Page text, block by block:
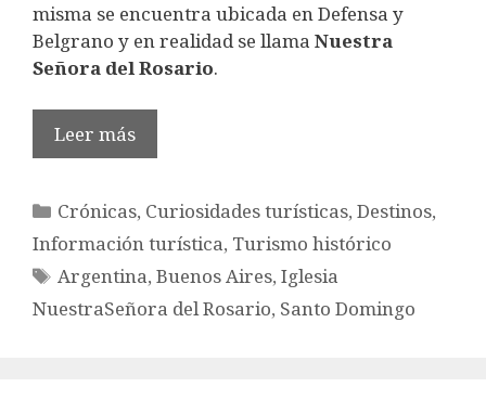
misma se encuentra ubicada en Defensa y
Belgrano y en realidad se llama Nuestra
Señora del Rosario.
Leer más
Categorías
Crónicas, Curiosidades turísticas,Destinos,
Información turística, Turismo histórico
Etiquetas
Argentina,Buenos Aires,Iglesia
NuestraSeñora del Rosario, Santo Domingo